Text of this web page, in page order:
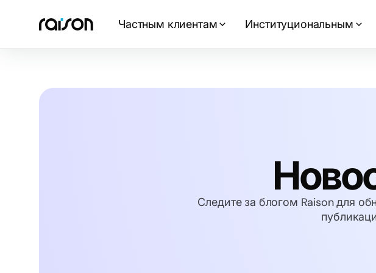
Частным клиентам Институциональным
Следите за блогом Raison для